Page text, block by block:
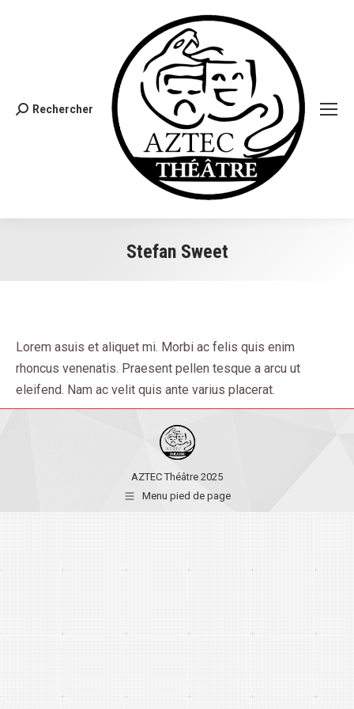
Search:Rechercher
Stefan Sweet
Lorem asuis et aliquet mi. Morbi ac felis quis enim
rhoncus venenatis. Praesent pellen tesque a arcu ut
eleifend. Nam ac velit quis ante varius placerat.
AZTEC Théâtre 2025
Menu pied de page